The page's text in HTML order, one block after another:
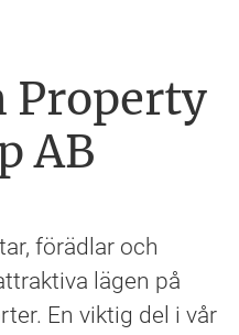
Property
AB
förädlar och
lägen på
En viktig del i vår